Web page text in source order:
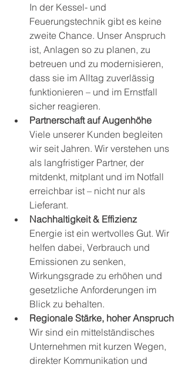
In der Kessel- und
Feuerungstechnik gibt es keine
zweite Chance. Unser Anspruch
ist, Anlagen so zu planen, zu
betreuen und zu modernisieren,
dass sie im Alltag zuverlässig
funktionieren – und im Ernstfall
sicher reagieren.
Partnerschaft auf Augenhöhe
Viele unserer Kunden begleiten
wir seit Jahren. Wir verstehen uns
als langfristiger Partner, der
mitdenkt, mitplant und im Notfall
erreichbar ist – nicht nur als
Lieferant.
Nachhaltigkeit & Effizienz
Energie ist ein wertvolles Gut. Wir
helfen dabei, Verbrauch und
Emissionen zu senken,
Wirkungsgrade zu erhöhen und
gesetzliche Anforderungen im
Blick zu behalten.
Regionale Stärke, hoher Anspruch
Wir sind ein mittelständisches
Unternehmen mit kurzen Wegen,
direkter Kommunikation und